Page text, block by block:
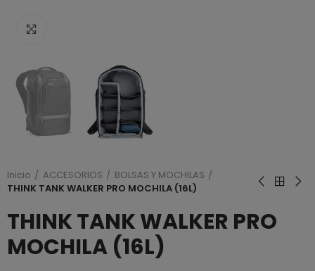
Inicio ACCESORIOS
BOLSAS Y MOCHILAS
THINK TANK WALKER PRO MOCHILA (16L)
THINK TANK WALKER PRO
MOCHILA (16L)